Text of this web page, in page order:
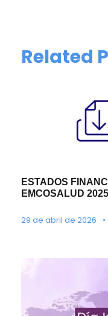
Related
ESTADOS
EMCOSALUD 2025
29 de abril de 2026 •